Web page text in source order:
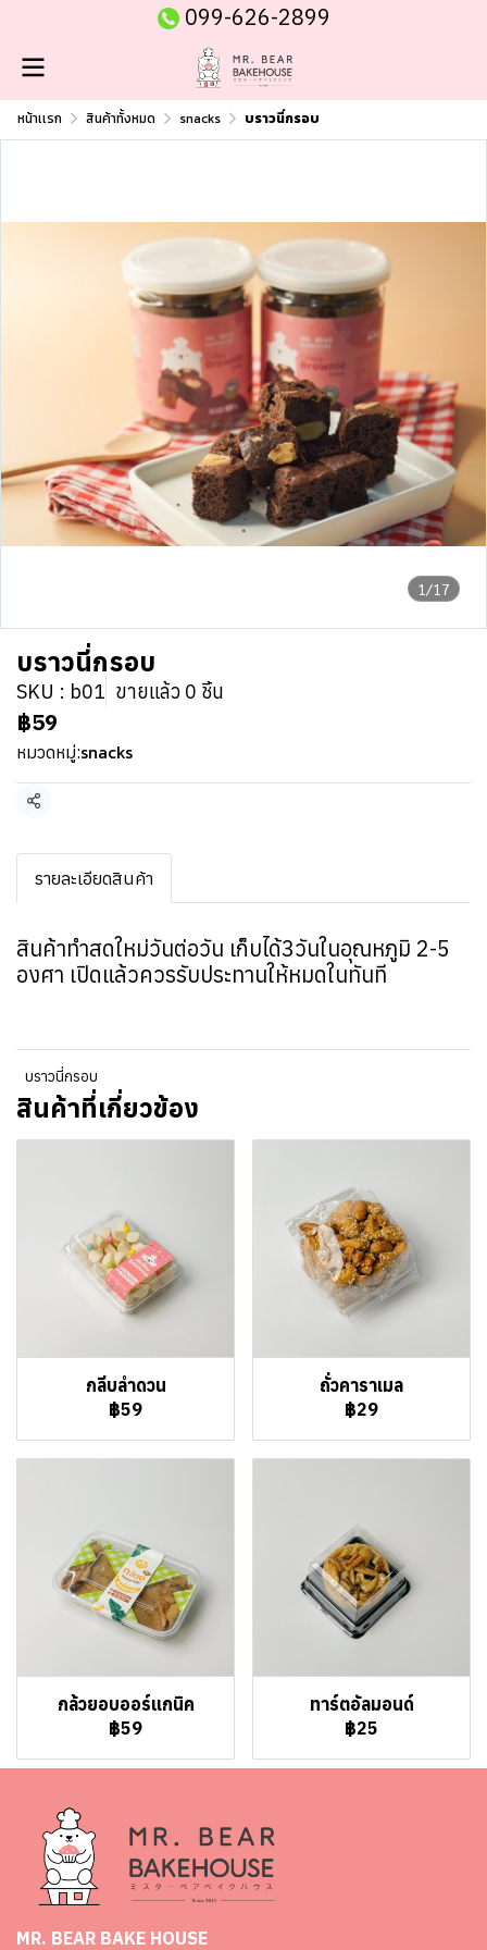
099-626-2899
หน้าเเรก สินค้าทั้งหมด snacks บราวนี่กรอบ
1/17
บราวนี่กรอบ
SKU : b01 ขายแล้ว 0 ชิ้น
฿59
หมวดหมู่:snacks
แชร์
รายละเอียดสินค้า
สินค้าทำสดใหม่วันต่อวัน เก็บได้3วันในอุณหภูมิ 2-5
องศา เปิดแล้วควรรับประทานให้หมดในทันที
บราวนี่กรอบ
สินค้าที่เกี่ยวข้อง
กลีบลำดวน
฿59
ถั่วคาราเมล
฿29
กล้วยอบออร์แกนิค
฿59
ทาร์ตอัลมอนด์
฿25
MR. BEAR BAKE HOUSE